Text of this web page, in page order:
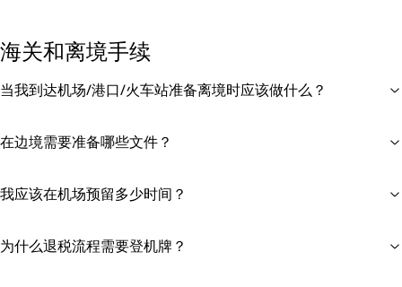
海关和离境手续
当我到达机场/港口/火车站准备离境时应该做什么？
在边境需要准备哪些文件？
我应该在机场预留多少时间？
为什么退税流程需要登机牌？